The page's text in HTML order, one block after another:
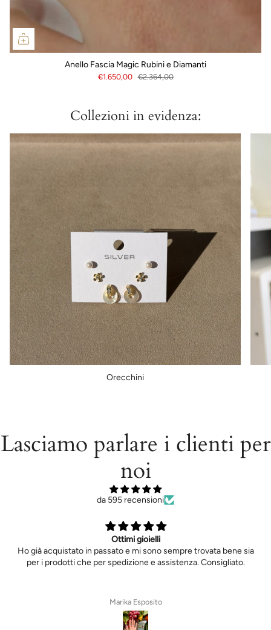
Anello Fascia Magic Rubini e Diamanti
€1.650,00 €2.364,00
Collezioni in evidenza:
Orecchini
Lasciamo parlare i clienti per
noi
da 595 recensioni
Ottimi gioielli
Ho già acquistato in passato e mi sono sempre trovata bene sia
per i prodotti che per spedizione e assistenza. Consigliato.
Marika Esposito